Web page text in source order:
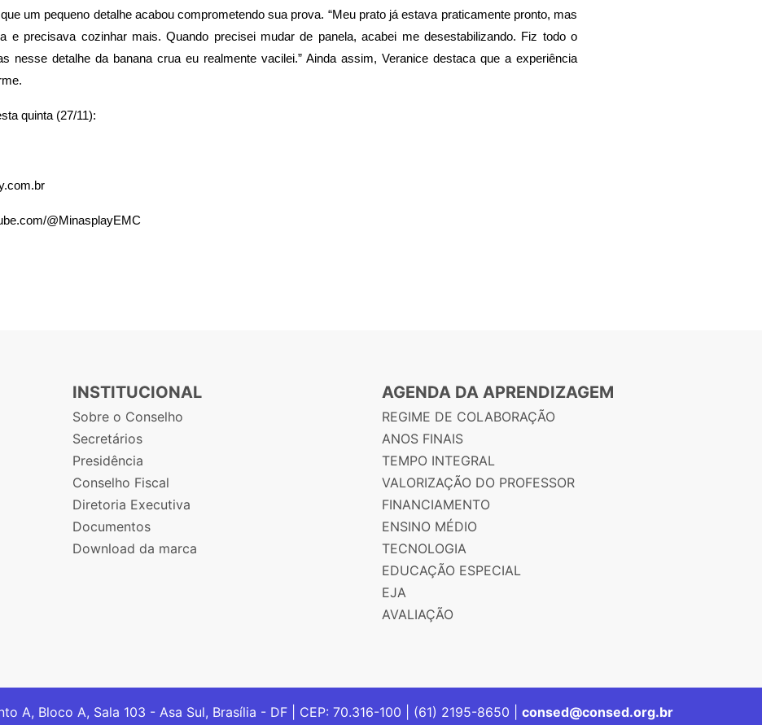
um pequeno detalhe acabou comprometendo sua prova. “Meu prato já estava praticamente pronto, mas
e precisava cozinhar mais. Quando precisei mudar de panela, acabei me desestabilizando. Fiz todo o
nesse detalhe da banana crua eu realmente vacilei.” Ainda assim, Veranice destaca que a experiência
quinta (27/11):
@MinasplayEMC
INSTITUCIONAL
Sobre o Conselho
Secretários
Presidência
Conselho Fiscal
Diretoria Executiva
Documentos
Download da marca
AGENDA DA APRENDIZAGEM
REGIME DE COLABORAÇÃO
ANOS FINAIS
TEMPO INTEGRAL
VALORIZAÇÃO DO PROFESSOR
FINANCIAMENTO
ENSINO MÉDIO
TECNOLOGIA
EDUCAÇÃO ESPECIAL
EJA
AVALIAÇÃO
A, Bloco A, Sala 103 - Asa Sul, Brasília - DF | CEP: 70.316-100 | (61) 2195-8650 | consed@consed.org.br